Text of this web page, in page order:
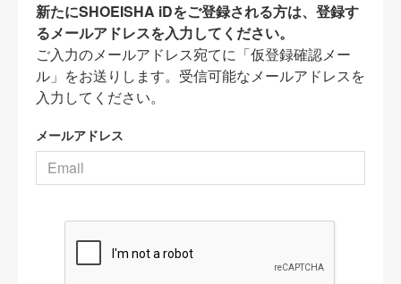
新たにSHOEISHA iDをご登録される方は、登録す
るメールアドレスを入力してください。
ご入力のメールアドレス宛てに「仮登録確認メー
ル」をお送りします。受信可能なメールアドレスを
入力してください。
メールアドレス